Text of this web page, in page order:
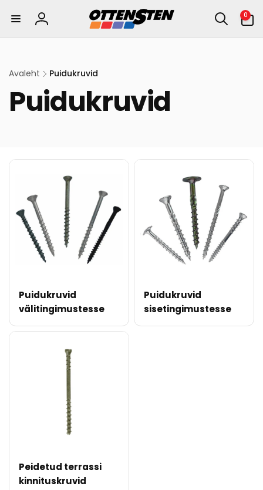
sisu
Logi
sisse
0
0
eset
Avaleht Puidukruvid
Puidukruvid
Puidukruvid
välitingimustesse
Puidukruvid
sisetingimustesse
Peidetud terrassi
kinnituskruvid